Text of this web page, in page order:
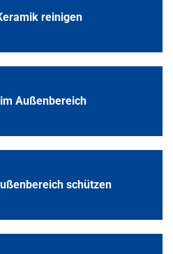
reinigen
Außenbereich
schützen